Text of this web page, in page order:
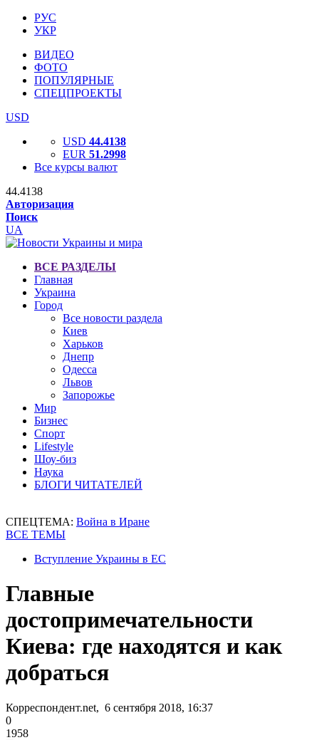
РУС
УКР
ВИДЕО
ФОТО
ПОПУЛЯРНЫЕ
СПЕЦПРОЕКТЫ
USD
USD 44.4138
EUR 51.2998
Все курсы валют
44.4138
Авторизация
Поиск
UA
ВСЕ РАЗДЕЛЫ
Главная
Украина
Город
Все новости раздела
Киев
Харьков
Днепр
Одесса
Львов
Запорожье
Мир
Бизнес
Спорт
Lifestyle
Шоу-биз
Наука
БЛОГИ ЧИТАТЕЛЕЙ
СПЕЦТЕМА: Война в Иране
ВСЕ ТЕМЫ
Вступление Украины в ЕС
Главные
достопримечательности
Киева: где находятся и как
добраться
Корреспондент.net, 6 сентября 2018, 16:37
0
1958